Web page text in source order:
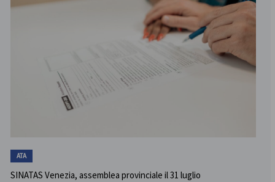
ATA
SINATAS Venezia, assemblea provinciale il 31 luglio